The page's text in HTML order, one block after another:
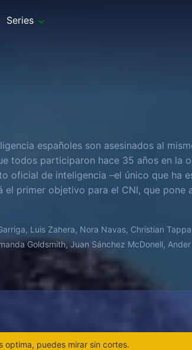
Series
españoles son asesinados al
todos participaron hace 35 años en la
oficial de inteligencia –el único que ha
el primer objetivo para el CNI, que pone
Luis Zahera, Nora Navas, Christian
Goldsmith, Juan Sánchez McDonell,
optima, puedes mirar sin cortes.